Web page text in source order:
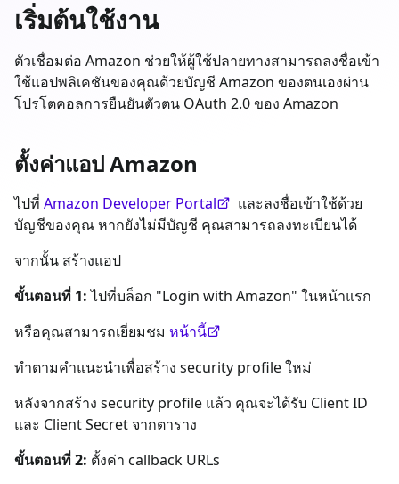
เริ่มต้นใช้งาน
ตัวเชื่อมต่อ Amazon ช่วยให้ผู้ใช้ปลายทางสามารถลงชื่อเข้า
ใช้แอปพลิเคชันของคุณด้วยบัญชี Amazon ของตนเองผ่าน
โปรโตคอลการยืนยันตัวตน OAuth 2.0 ของ Amazon
ตั้งค่าแอป Amazon
ไปที่ Amazon Developer Portal
และลงชื่อเข้าใช้ด้วย
บัญชีของคุณ หากยังไม่มีบัญชี คุณสามารถลงทะเบียนได้
จากนั้น สร้างแอป
ขั้นตอนที่ 1:ไปที่บล็อก "Login with Amazon" ในหน้าแรก
หรือคุณสามารถเยี่ยมชม หน้านี้
ทำตามคำแนะนำเพื่อสร้าง security profile ใหม่
หลังจากสร้าง security profile แล้ว คุณจะได้รับ Client ID
และ Client Secret จากตาราง
ขั้นตอนที่ 2: ตั้งค่า callback URLs